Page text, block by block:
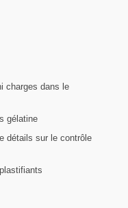
charges dans le
gélatine
détails sur le contrôle